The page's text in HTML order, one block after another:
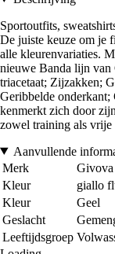
Sportoutfits,
De juiste keuze om je
alle kleurenvariaties.
nieuwe Banda lijn
triacetaat; Zijzakken;
Geribbelde
kenmerkt zich door
zowel training als vrije
Aanvullende
Merk
Givova
Kleur
giallo
Kleur
Geel
Geslacht
Leeftijdsgroep